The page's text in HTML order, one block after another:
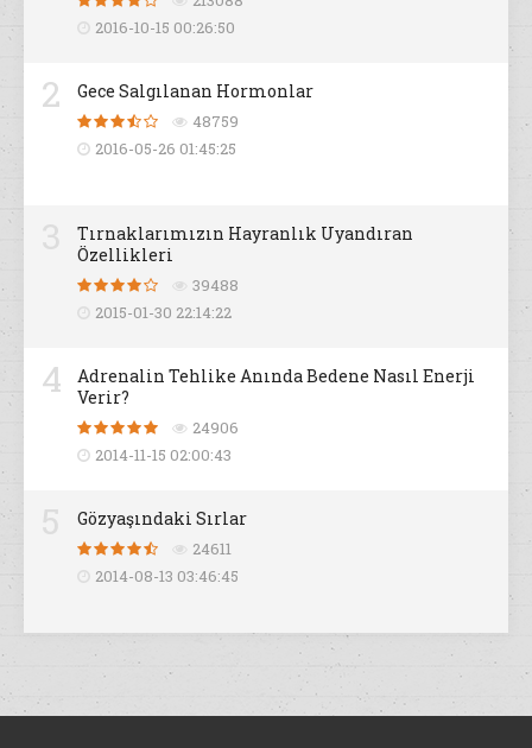
2016-10-15 00:26:50
2 Gece Salgılanan Hormonlar
48759
2016-05-26 01:45:25
Tırnaklarımızın Hayranlık Uyandıran
Özellikleri
39488
2015-01-30 22:14:22
4
Adrenalin Tehlike Anında Bedene Nasıl Enerji
Verir?
24906
2014-11-15 02:00:43
Gözyaşındaki Sırlar
24611
2014-08-13 03:46:45